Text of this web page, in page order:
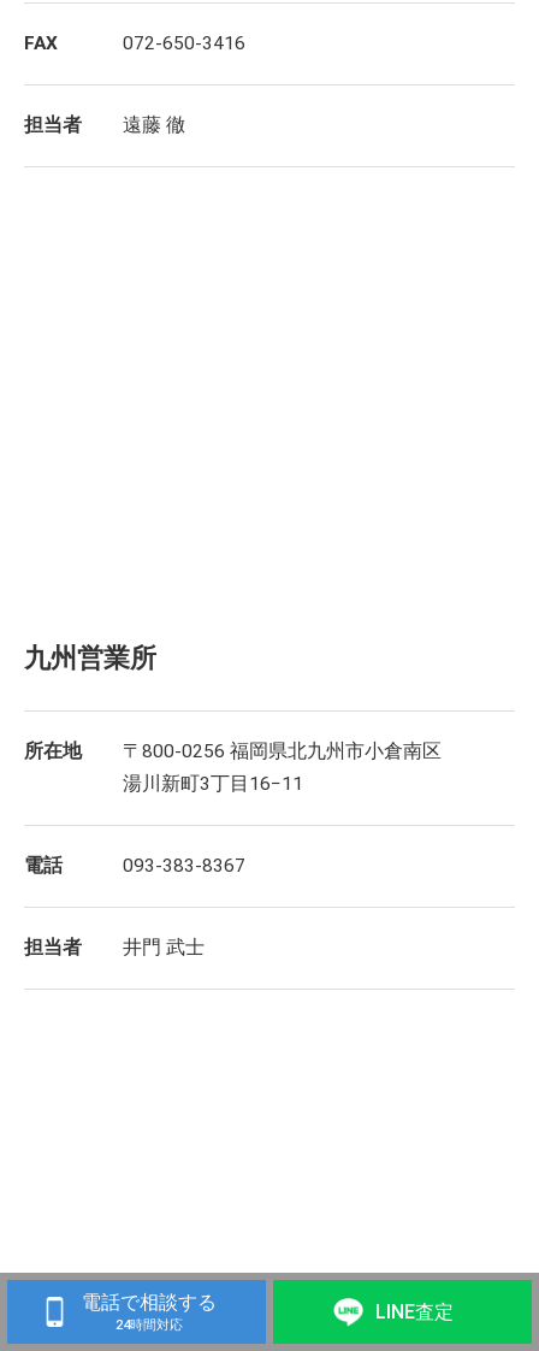
FAX 072-650-3416
担当者 遠藤 徹
九州営業所
所在地
〒800-0256 福岡県北九州市小倉南区
湯川新町3丁目16−11
電話 093-383-8367
担当者 井門 武士
電話で相談する
24時間対応
LINE査定